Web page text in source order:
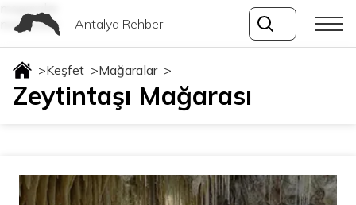
magaralar
magaralar
Antalya Rehberi
>Keşfet >Mağaralar >
Zeytintaşı Mağarası